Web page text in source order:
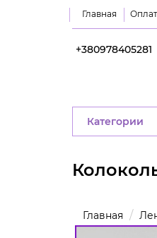
Главная
+380978405281
Категории
Главная